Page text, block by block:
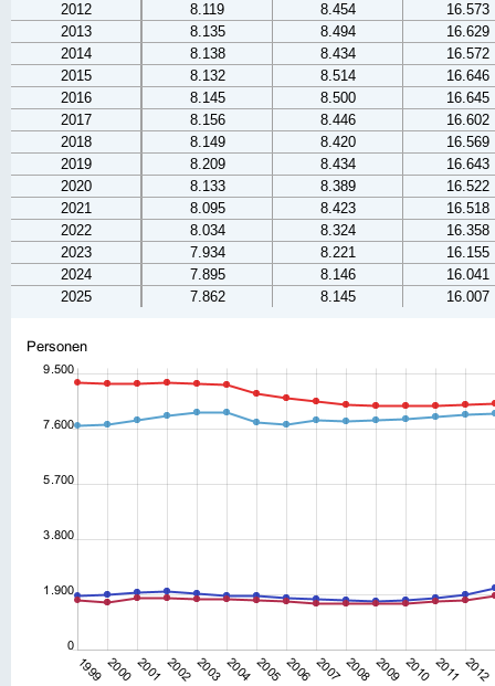
2012
8.119 8.454
16.573
2013
8.135 8.494
16.629
2014
8.138 8.434
16.572
2015
8.132 8.514
16.646
2016
8.145 8.500
16.645
2017
8.156 8.446
16.602
2018
8.149 8.420
16.569
2019
8.209 8.434
16.643
2020
8.133 8.389
16.522
2021
8.095 8.423
16.518
2022
8.034 8.324
16.358
2023
7.934 8.221
16.155
2024
7.895 8.146
16.041
2025
7.862 8.145 16.007